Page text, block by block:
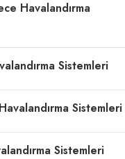
Havalandırma
Sistemleri
Sistemleri
Sistemleri